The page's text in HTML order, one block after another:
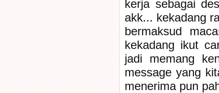
kerja sebagai
akk... kekadang
bermaksud
kekadang ikut
jadi memang
message yang
menerima pun